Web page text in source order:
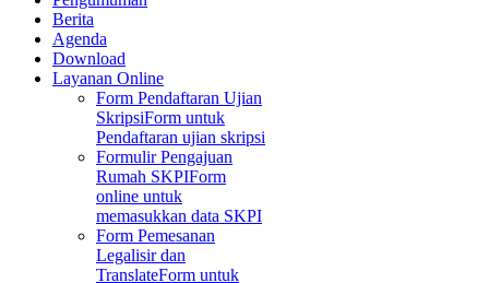
Berita
Agenda
Download
Layanan Online
Form Pendaftaran Ujian
SkripsiForm untuk
Pendaftaran ujian skripsi
Formulir Pengajuan
Rumah SKPIForm
online untuk
memasukkan data SKPI
Form Pemesanan
Legalisir dan
TranslateForm untuk